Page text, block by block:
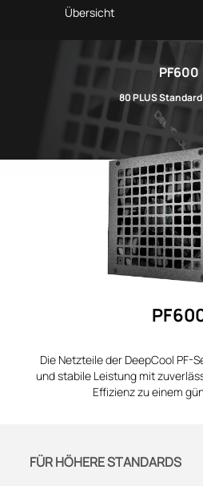
Übersicht
PF600
80 PLUS
Die Netzteile der DeepCool PF-
und stabile Leistung mit
Effizienz zu einem
FÜR HÖHERE STANDARDS